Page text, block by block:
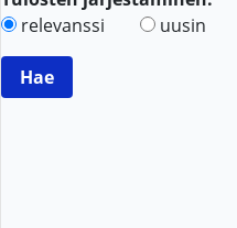
relevanssi
uusin